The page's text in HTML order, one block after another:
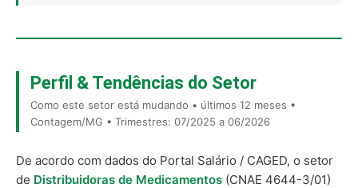
Perfil & Tendências do Setor
Como este setor está mudando • últimos 12 meses •
Contagem/MG • Trimestres: 07/2025 a 06/2026
De acordo com dados do Portal Salário / CAGED, o setor
de Distribuidoras de Medicamentos (CNAE 4644-3/01)